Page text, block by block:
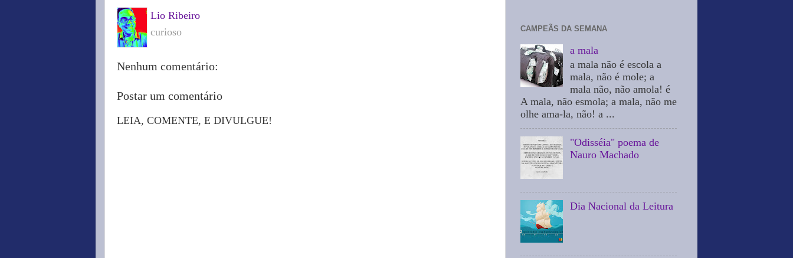
Lio Ribeiro
curioso
Nenhum comentário:
Postar um comentário
LEIA, COMENTE, E DIVULGUE!
CAMPEÃS DA SEMANA
a mala
a mala não é escola a
mala, não é mole; a
mala não, não amola! é
A mala, não esmola; a mala, não me
olhe ama-la, não! a ...
"Odisséia" poema de
Nauro Machado
Dia Nacional da Leitura